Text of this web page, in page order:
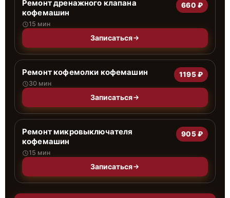
Ремонт дренажного клапана
кофемашин
15 мин
660 ₽
Записаться
Ремонт кофемолки кофемашин
30 мин
1195 ₽
Записаться
Ремонт микровыключателя
кофемашин
15 мин
905 ₽
Записаться